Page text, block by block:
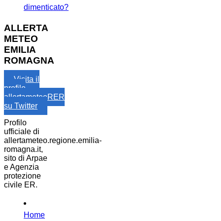
dimenticato?
ALLERTA
METEO
EMILIA
ROMAGNA
Visita il
profilo
allertameteoRER
su Twitter
Profilo
ufficiale di
allertameteo.regione.emilia-
romagna.it,
sito di Arpae
e Agenzia
protezione
civile ER.
Home